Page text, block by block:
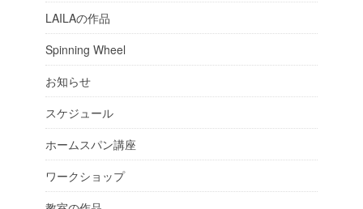
LAILAの作品
Spinning Wheel
お知らせ
スケジュール
ホームスパン講座
ワークショップ